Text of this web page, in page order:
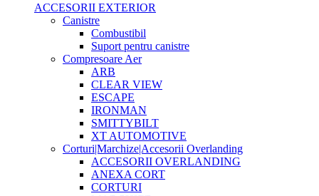
ACCESORII EXTERIOR
Canistre
Combustibil
Suport pentru canistre
Compresoare Aer
ARB
CLEAR VIEW
ESCAPE
IRONMAN
SMITTYBILT
XT AUTOMOTIVE
Corturi|Marchize|Accesorii Overlanding
ACCESORII OVERLANDING
ANEXA CORT
CORTURI